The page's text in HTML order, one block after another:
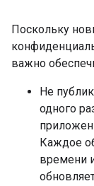
Поскольку
важно
Не
одного
Каждое
времени